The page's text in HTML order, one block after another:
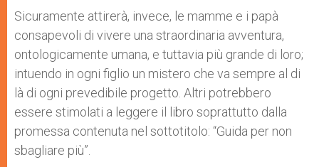
Sicuramente attirerà, invece, le mamme e i papà
consapevoli di vivere una straordinaria avventura,
ontologicamente umana, e tuttavia più grande di loro;
intuendo in ogni figlio un mistero che va sempre al di
là di ogni prevedibile progetto. Altri potrebbero
essere stimolati a leggere il libro soprattutto dalla
promessa contenuta nel sottotitolo: “Guida per non
sbagliare più”.